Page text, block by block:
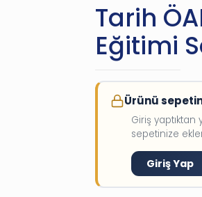
Tarih
Eğitimi
Ürünü
Giriş
sepetinize
Giriş Yap